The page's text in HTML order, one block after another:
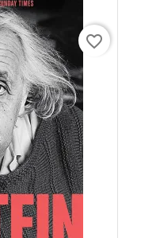
favorite_border